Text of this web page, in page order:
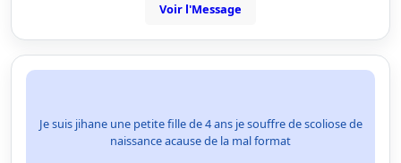
Voir l'Message
Je suis jihane une petite fille de 4 ans je souffre de scoliose de
naissance acause de la mal format